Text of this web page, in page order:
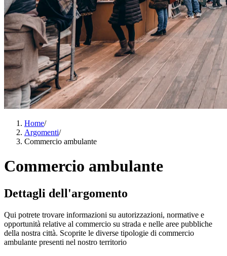
Home/
Argomenti/
Commercio ambulante
Commercio ambulante
Dettagli dell'argomento
Qui potrete trovare informazioni su autorizzazioni, normative e
opportunità relative al commercio su strada e nelle aree pubbliche
della nostra città. Scoprite le diverse tipologie di commercio
ambulante presenti nel nostro territorio